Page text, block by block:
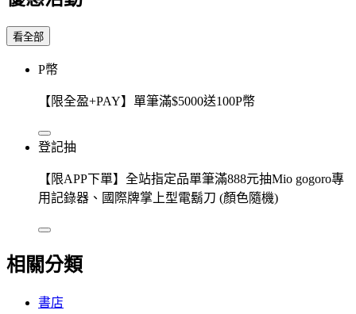
看全部
P幣
【限全盈+PAY】單筆滿$5000送100P幣
登記抽
【限APP下單】全站指定品單筆滿888元抽Mio gogoro專
用記錄器、國際牌掌上型電鬍刀 (顏色隨機)
相關分類
書店